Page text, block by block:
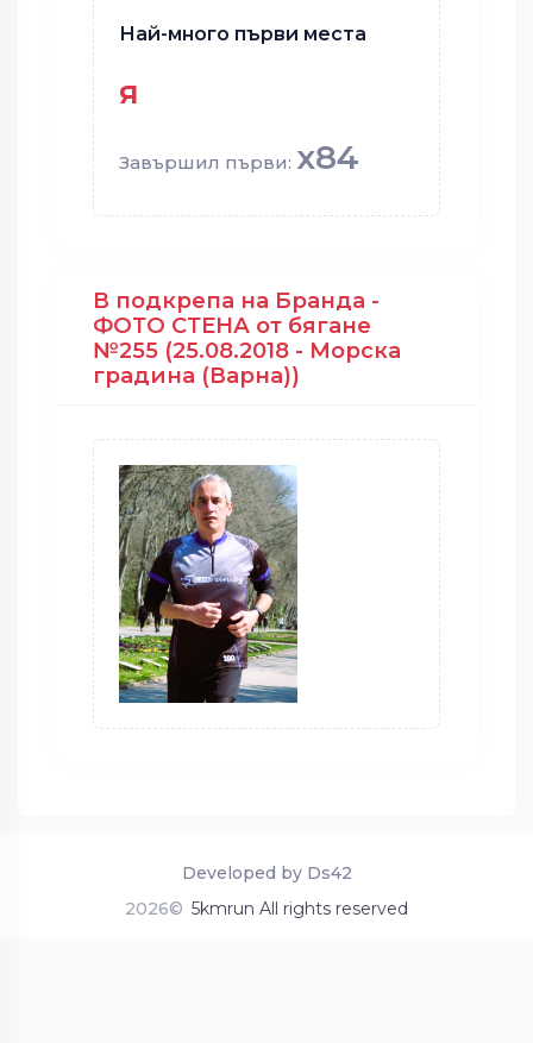
Най-много първи места
я
Завършил първи: x84
В подкрепа на Бранда -
ФОТО СТЕНА от бягане
№255 (25.08.2018 - Морска
градина (Варна))
2026© 5kmrun All rights reserved
Developed by Ds42